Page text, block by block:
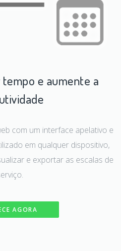
e aumente a
com um interface apelativo e
em qualquer dispositivo,
e exportar as escalas de
AGORA